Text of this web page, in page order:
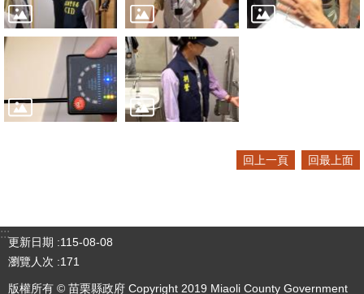
回上一頁 回最上面
:::
更新日期
115-08-08
瀏覽人次
171
版權所有 © 苗栗縣政府 Copyright 2019 Miaoli County Government